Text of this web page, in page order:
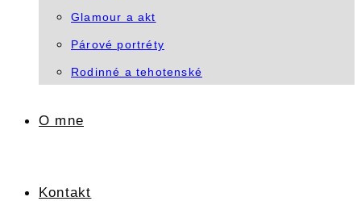
Glamour a akt
Párové portréty
Rodinné a tehotenské
O mne
Kontakt